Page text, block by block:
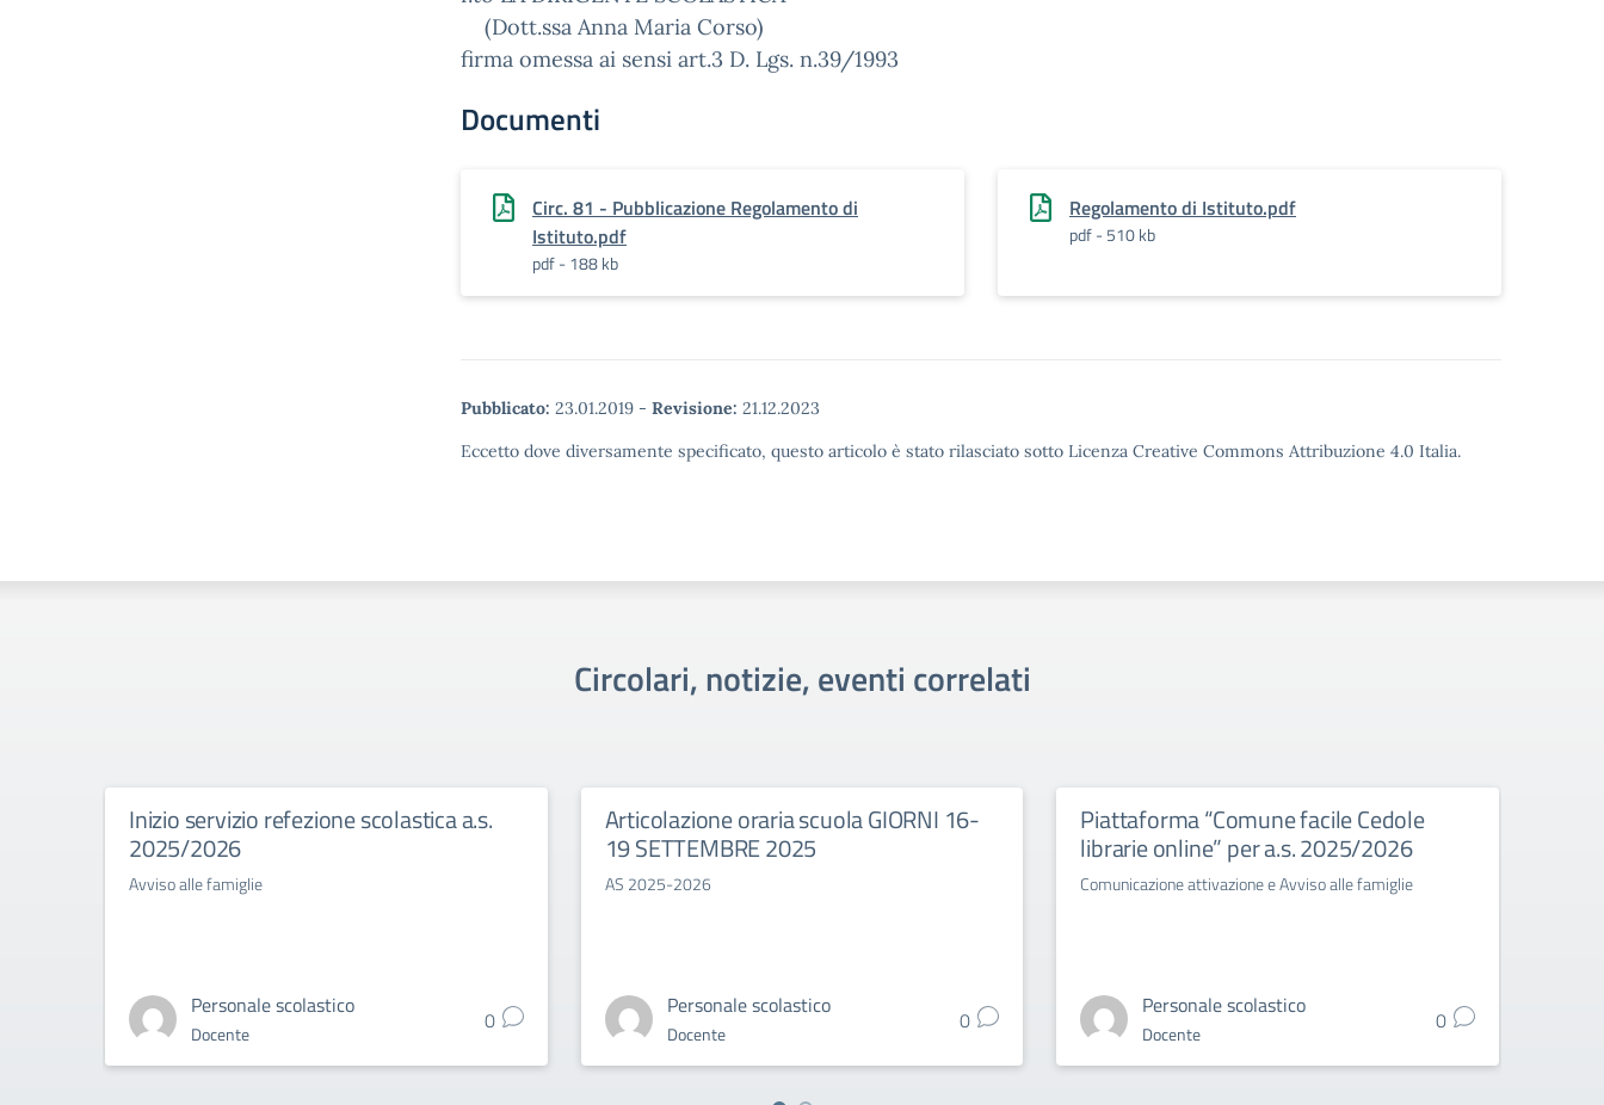
(Dott.ssa Anna Maria Corso)
firma omessa ai sensi art.3 D. Lgs. n.39/1993
Documenti
Circ. 81 - Pubblicazione Regolamento di
Istituto.pdf
pdf - 188 kb
Regolamento di Istituto.pdf
pdf - 510 kb
Pubblicato: 23.01.2019 - Revisione: 21.12.2023
Eccetto dove diversamente specificato, questo articolo è stato rilasciato sotto Licenza Creative Commons Attribuzione 4.0 Italia.
Circolari, notizie, eventi correlati
Inizio servizio refezione scolastica a.s.
2025/2026
Avviso alle famiglie
Personale scolastico
Docente 0
Articolazione oraria scuola GIORNI 16-
19 SETTEMBRE 2025
AS 2025-2026
Personale scolastico
Docente 0
Piattaforma “Comune facile Cedole
librarie online” per a.s. 2025/2026
Comunicazione attivazione e Avviso alle famiglie
Personale scolastico
Docente 0